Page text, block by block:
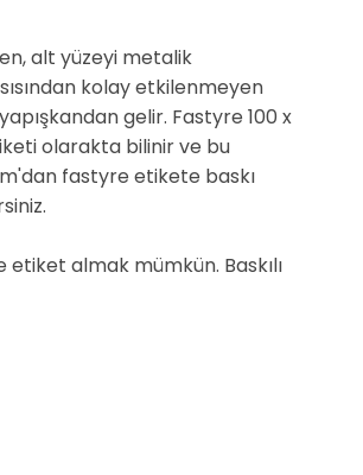
alt yüzeyi metalik
kolay etkilenmeyen
gelir. Fastyre 100 x
olarakta bilinir ve bu
fastyre etikete baskı
almak mümkün. Baskılı